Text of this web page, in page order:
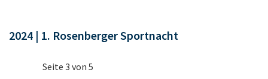
2024 | 1. Rosenberger Sportnacht
Seite 3 von 5